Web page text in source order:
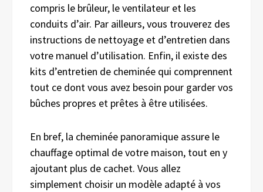
compris le brûleur, le ventilateur et les
conduits d’air. Par ailleurs, vous trouverez des
instructions de nettoyage et d’entretien dans
votre manuel d’utilisation. Enfin, il existe des
kits d’entretien de cheminée qui comprennent
tout ce dont vous avez besoin pour garder vos
bûches propres et prêtes à être utilisées.
En bref, la cheminée panoramique assure le
chauffage optimal de votre maison, tout en y
ajoutant plus de cachet. Vous allez
simplement choisir un modèle adapté à vos